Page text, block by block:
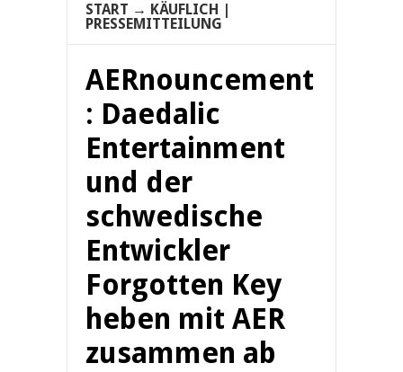
START → KÄUFLICH
PRESSEMITTEILUNG
AERnouncement
: Daedalic
Entertainment
und der
schwedische
Entwickler
Forgotten Key
heben mit AER
zusammen ab